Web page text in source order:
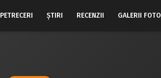
PETRECERI ŞTIRI RECENZII GALERII FOTO